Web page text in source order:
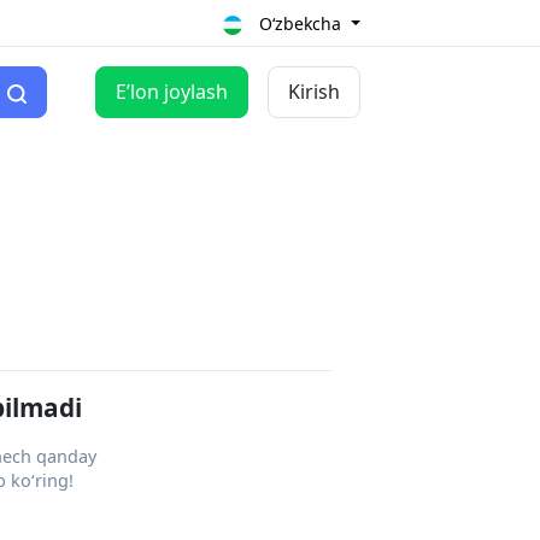
O‘zbekcha
Eʼlon joylash Kirish
qanday
ko‘ring!